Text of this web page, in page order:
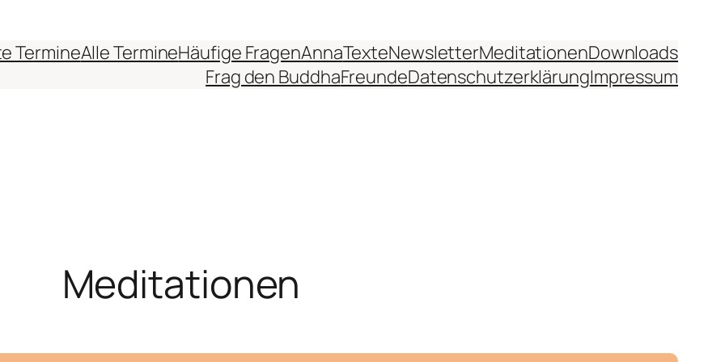
TermineAlle TermineHäufige FragenAnnaTexteNewsletterMeditationenDownloads
Frag den BuddhaFreundeDatenschutzerklärungImpressum
Meditationen